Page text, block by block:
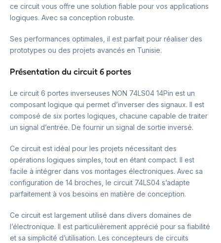
ce circuit vous offre une solution fiable pour vos applications
logiques. Avec sa conception robuste.
Ses performances optimales, il est parfait pour réaliser des
prototypes ou des projets avancés en Tunisie.
Présentation du circuit 6 portes
Le circuit 6 portes inverseuses NON 74LS04 14Pin est un
composant logique qui permet d’inverser des signaux. Il est
composé de six portes logiques, chacune capable de traiter
un signal d’entrée. De fournir un signal de sortie inversé.
Ce circuit est idéal pour les projets nécessitant des
opérations logiques simples, tout en étant compact. Il est
facile à intégrer dans vos montages électroniques. Avec sa
configuration de 14 broches, le circuit 74LS04 s’adapte
parfaitement à vos besoins en matière de conception.
Ce circuit est largement utilisé dans divers domaines de
l’électronique. Il est particulièrement apprécié pour sa fiabilité
et sa simplicité d’utilisation. Les concepteurs de circuits